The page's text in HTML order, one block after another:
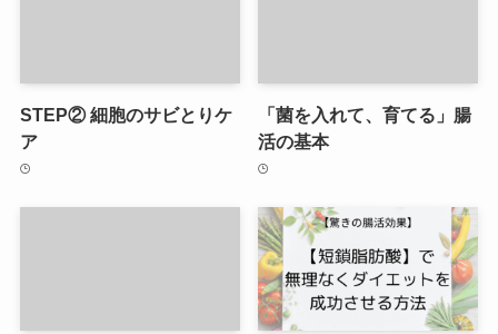
STEP② 細胞のサビとりケ
ア
「菌を入れて、育てる」腸
活の基本